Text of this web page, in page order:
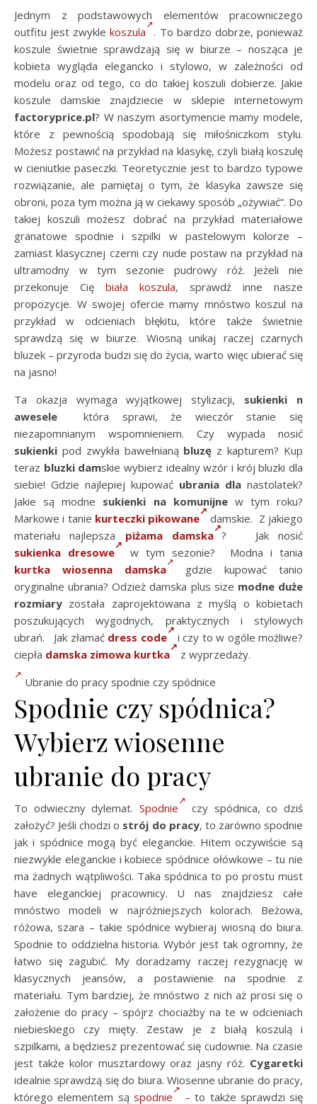
Jednym z podstawowych elementów pracowniczego
outfitu jest zwyklekoszula
. To bardzo dobrze, ponieważ
koszule świetnie sprawdzają się w biurze – nosząca je
kobieta wygląda elegancko i stylowo, w zależności od
modelu oraz od tego, co do takiej koszuli dobierze. Jakie
koszule damskie znajdziecie w sklepie internetowym
factoryprice.pl? W naszym asortymencie mamy modele,
które z pewnością spodobają się miłośniczkom stylu.
Możesz postawić na przykład na klasykę, czyli białą koszulę
w cieniutkie paseczki. Teoretycznie jest to bardzo typowe
rozwiązanie, ale pamiętaj o tym, że klasyka zawsze się
obroni, poza tym można ją w ciekawy sposób „ożywiać”. Do
takiej koszuli możesz dobrać na przykład materiałowe
granatowe spodnie i szpilki w pastelowym kolorze –
zamiast klasycznej czerni czy nude postaw na przykład na
ultramodny w tym sezonie pudrowy róż. Jeżeli nie
przekonuje Cię biała koszula, sprawdź inne nasze
propozycje. W swojej ofercie mamy mnóstwo koszul na
przykład w odcieniach błękitu, które także świetnie
sprawdzą się w biurze. Wiosną unikaj raczej czarnych
bluzek – przyroda budzi się do życia, warto więc ubierać się
na jasno!
Ta okazja wymaga wyjątkowej stylizacji, sukienki n
awesele która sprawi, że wieczór stanie się
niezapomnianym wspomnieniem. Czy wypada nosić
sukienki pod zwykła bawełnianą bluzę z kapturem? Kup
teraz bluzki damskie wybierz idealny wzór i krój bluzki dla
siebie! Gdzie najlepiej kupować ubrania dla nastolatek?
Jakie są modne sukienki na komunijne w tym roku?
Markowe i tanie kurteczki pikowane
damskie. Z jakiego
materiału najlepsza piżama damska ? Jak nosić
sukienka dresowe
w tym sezonie? Modna i tania
kurtka wiosenna damska
gdzie kupować tanio
oryginalne ubrania? Odzież damska plus size modne duże
rozmiary została zaprojektowana z myślą o kobietach
poszukujących wygodnych, praktycznych i stylowych
ubrań. Jak złamać dress code
i czy to w ogóle możliwe?
ciepła damska zimowa kurtka
z wyprzedaży.
Ubranie do pracy spodnie czy spódnice
Spodnie czy spódnica?
Wybierz wiosenne
ubranie do pracy
To odwieczny dylemat. Spodnie
czy spódnica, co dziś
założyć? Jeśli chodzi o strój do pracy, to zarówno spodnie
jak i spódnice mogą być eleganckie. Hitem oczywiście są
niezwykle eleganckie i kobiece spódnice ołówkowe – tu nie
ma żadnych wątpliwości. Taka spódnica to po prostu must
have eleganckiej pracownicy. U nas znajdziesz całe
mnóstwo modeli w najróżniejszych kolorach. Beżowa,
różowa, szara – takie spódnice wybieraj wiosną do biura.
Spodnie to oddzielna historia. Wybór jest tak ogromny, że
łatwo się zagubić. My doradzamy raczej rezygnację w
klasycznych jeansów, a postawienie na spodnie z
materiału. Tym bardziej, że mnóstwo z nich aż prosi się o
założenie do pracy – spójrz chociażby na te w odcieniach
niebieskiego czy mięty. Zestaw je z białą koszulą i
szpilkami, a będziesz prezentować się cudownie. Na czasie
jest także kolor musztardowy oraz jasny róż. Cygaretki
idealnie sprawdzą się do biura. Wiosenne ubranie do pracy,
którego elementem są spodnie – to także sprawdzi się